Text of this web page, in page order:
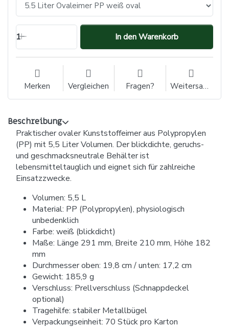
1 In den Warenkorb
Merken Vergleichen Fragen? Weitersagen
Beschreibung
Praktischer ovaler Kunststoffeimer aus Polypropylen
(PP) mit 5,5 Liter Volumen. Der blickdichte, geruchs-
und geschmacksneutrale Behälter ist
lebensmitteltauglich und eignet sich für zahlreiche
Einsatzzwecke.
Volumen: 5,5 L
Material: PP (Polypropylen), physiologisch
unbedenklich
Farbe: weiß (blickdicht)
Maße: Länge 291 mm, Breite 210 mm, Höhe 182
mm
Durchmesser oben: 19,8 cm / unten: 17,2 cm
Gewicht: 185,9 g
Verschluss: Prellverschluss (Schnappdeckel
optional)
Tragehilfe: stabiler Metallbügel
Verpackungseinheit: 70 Stück pro Karton